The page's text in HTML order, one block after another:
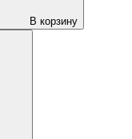
В корзину